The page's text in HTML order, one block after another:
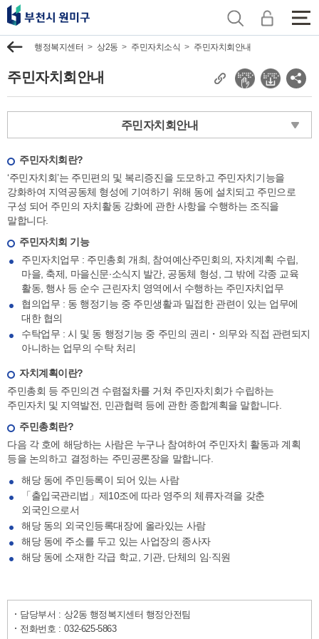
전
체
뉴
보
기
이
행정복지센터 상2동 주민자치소식 주민자치회안내
주민자치회안내
현
재
페
지
복
사
소
셜
네
트
워
주민자치회안내
주민자치회란?
‘주민자치회’는 주민편의 및 복리증진을 도모하고 주민자치기능을
강화하여 지역공동체 형성에 기여하기 위해 동에 설치되고 주민으로
구성 되어 주민의 자치활동 강화에 관한 사항을 수행하는 조직을
말합니다.
주민자치회 기능
주민자치업무 : 주민총회 개최, 참여예산주민회의, 자치계획 수립,
마을, 축제, 마을신문∙소식지 발간, 공동체 형성, 그 밖에 각종 교육
활동, 행사 등 순수 근린자치 영역에서 수행하는 주민자치업무
협의업무 : 동 행정기능 중 주민생활과 밀접한 관련이 있는 업무에
대한 협의
수탁업무 : 시 및 동 행정기능 중 주민의 권리・의무와 직접 관련되지
아니하는 업무의 수탁 처리
자치계획이란?
주민총회 등 주민의견 수렴절차를 거쳐 주민자치회가 수립하는
주민자치 및 지역발전, 민관협력 등에 관한 종합계획을 말합니다.
주민총회란?
다음 각 호에 해당하는 사람은 누구나 참여하여 주민자치 활동과 계획
등을 논의하고 결정하는 주민공론장을 말합니다.
해당 동에 주민등록이 되어 있는 사람
「출입국관리법」제10조에 따라 영주의 체류자격을 갖춘
외국인으로서
해당 동의 외국인등록대장에 올라있는 사람
해당 동에 주소를 두고 있는 사업장의 종사자
해당 동에 소재한 각급 학교, 기관, 단체의 임∙직원
담당부서 : 상2동 행정복지센터 행정안전팀
전화번호 : 032-625-5863